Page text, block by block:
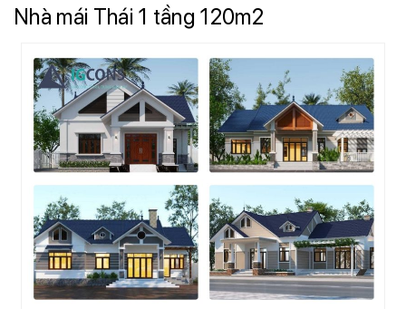
Nhà mái Thái 1 tầng 120m2